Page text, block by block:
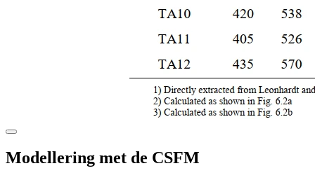
Modellering met de CSFM